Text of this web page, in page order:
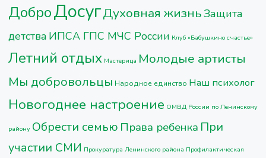
ДоброДосугДуховная жизньЗащита
детства ИПСА ГПС МЧС России Клуб «Бабушкино счастье»
Летний отдых Мастерица Молодые артисты
Мы добровольцы Народное единство Наш психолог
Новогоднее настроение ОМВД России по Ленинскому
району Обрести семью Права ребенка При
участии СМИ Прокуратура Ленинского района Профилактическая